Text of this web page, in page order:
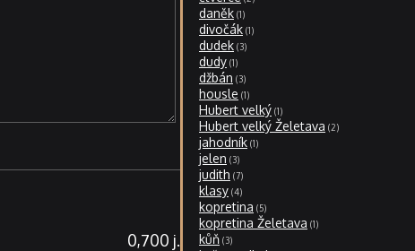
0,700 j.
daněk 1
divočák 1
dudek 3
dudy 1
džbán 3
housle 1
Hubert velký 1
Hubert velký Želetava 2
jahodník 1
jelen 3
judith 7
klasy 4
kopretina 5
kopretina Želetava 1
kůň 3